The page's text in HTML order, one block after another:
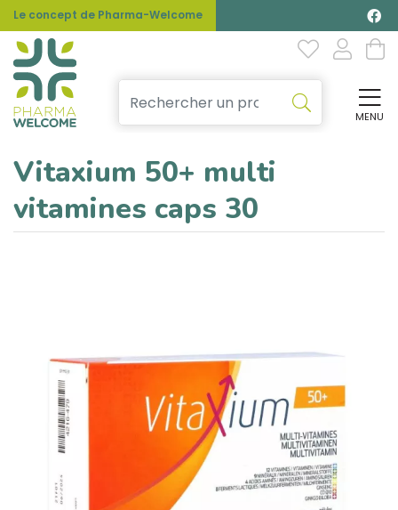
Le concept de Pharma-Welcome
MENU
Vitaxium 50+ multi
vitamines caps 30